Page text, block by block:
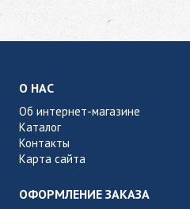
О НАС
Об интернет-магазине
Каталог
Контакты
Карта сайта
ОФОРМЛЕНИЕ ЗАКАЗА